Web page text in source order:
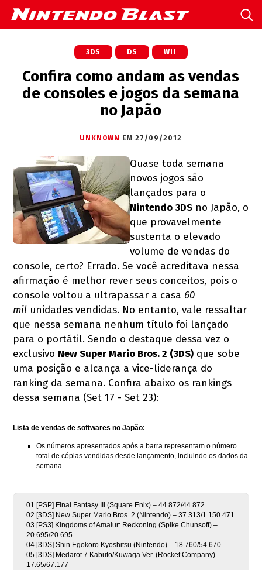
3DS DS WII
Confira como andam as vendas
de consoles e jogos da semana
no Japão
UNKNOWN EM 27/09/2012
Quase toda semana
novos jogos são
lançados para o
Nintendo 3DS no Japão, o
que provavelmente
sustenta o elevado
volume de vendas do
console, certo? Errado. Se você acreditava nessa
afirmação é melhor rever seus conceitos, pois o
console voltou a ultrapassar a casa 60
mil unidades vendidas. No entanto, vale ressaltar
que nessa semana nenhum título foi lançado
para o portátil. Sendo o destaque dessa vez o
exclusivo New Super Mario Bros. 2 (3DS) que sobe
uma posição e alcança a vice-liderança do
ranking da semana. Confira abaixo os rankings
dessa semana (Set 17 - Set 23):
Lista de vendas de softwares no Japão:
Os números apresentados após a barra representam o número
total de cópias vendidas desde lançamento, incluindo os dados da
semana.
01.[PSP] Final Fantasy III (Square Enix) – 44.872/44.872
02.[3DS] New Super Mario Bros. 2 (Nintendo) – 37.313/1.150.471
03.[PS3] Kingdoms of Amalur: Reckoning (Spike Chunsoft) –
20.695/20.695
04.[3DS] Shin Egokoro Kyoshitsu (Nintendo) – 18.760/54.670
05.[3DS] Medarot 7 Kabuto/Kuwaga Ver. (Rocket Company) –
17.65/67.177